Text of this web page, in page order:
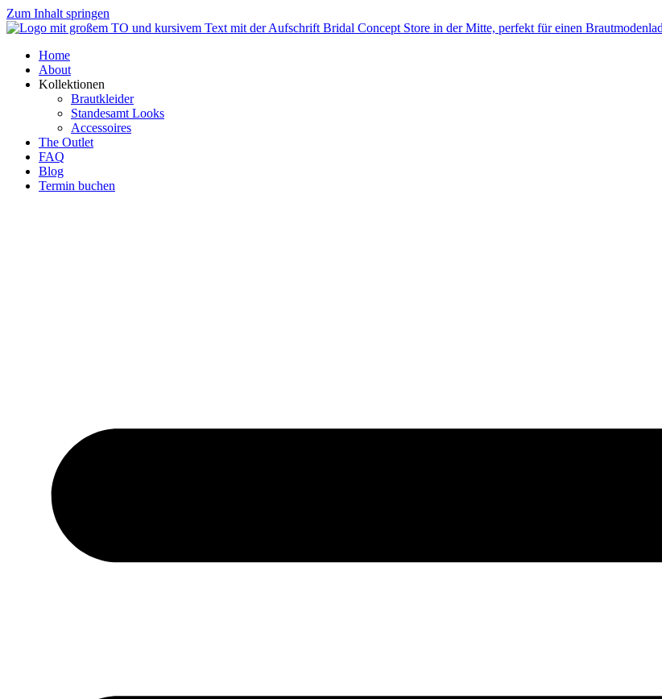
Zum Inhalt springen
Home
About
Kollektionen
Brautkleider
Standesamt Looks
Accessoires
The Outlet
FAQ
Blog
Termin buchen